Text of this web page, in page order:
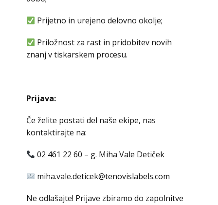
Prijetno in urejeno delovno okolje;
Priložnost za rast in pridobitev novih
znanj v tiskarskem procesu.
Prijava:
Če želite postati del naše ekipe, nas
kontaktirajte na:
02 461 22 60 – g. Miha Vale Detiček
miha.vale.deticek@tenovislabels.com
Ne odlašajte! Prijave zbiramo do zapolnitve